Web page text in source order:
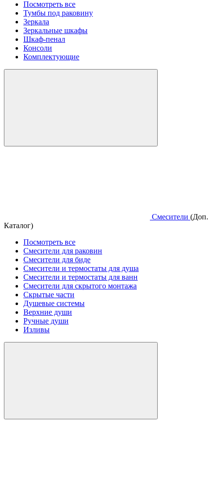
Посмотреть все
Тумбы под раковину
Зеркала
Зеркальные шкафы
Шкаф-пенал
Консоли
Комплектующие
Смесители (Доп.
Каталог)
Посмотреть все
Смесители для раковин
Смесители для биде
Смесители и термостаты для душа
Смесители и термостаты для ванн
Смесители для скрытого монтажа
Скрытые части
Душевые системы
Верхние души
Ручные души
Изливы